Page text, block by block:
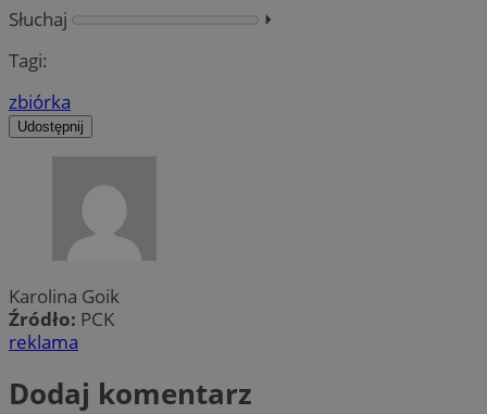
Słuchaj
⏵︎
Tagi:
zbiórka
Udostępnij
Karolina Goik
Źródło: PCK
reklama
Dodaj komentarz